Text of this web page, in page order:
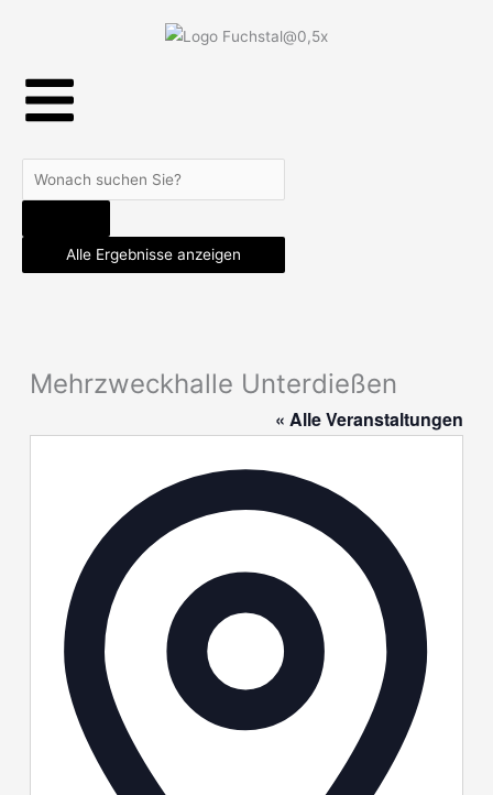
Search
...
Alle Ergebnisse anzeigen
Mehrzweckhalle Unterdießen
« Alle Veranstaltungen